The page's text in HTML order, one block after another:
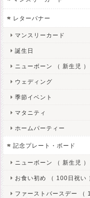
レターバナー
マンスリーカード
誕生日
ニューボーン （ 新生児 ）
ウェディング
季節イベント
マタニティ
ホームパーティー
記念プレート・ボード
ニューボーン （ 新生児 ）
お食い初め （ 100日祝い
ファーストバースデー （ 1